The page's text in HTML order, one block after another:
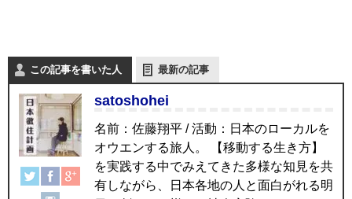
この記事を書いた人 最新の記事
satoshohei
名前：佐藤翔平 / 活動：日本のローカルを
オウエンする旅人。 【移動する生き方】
を実践する中でみえてきた多様な知見を共
有しながら、日本各地の人と面白がれる明